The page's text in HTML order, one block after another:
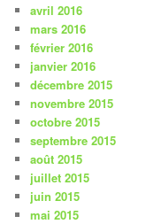
avril 2016
mars 2016
février 2016
janvier 2016
décembre 2015
novembre 2015
octobre 2015
septembre 2015
août 2015
juillet 2015
juin 2015
mai 2015